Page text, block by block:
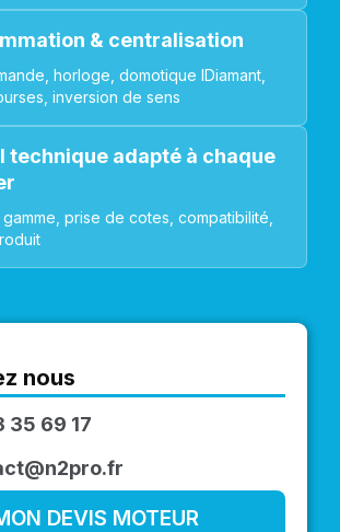
& centralisation
horloge, domotique IDiamant,
inversion de sens
technique adapté à chaque
prise de cotes, compatibilité,
nous
35 69 17
DEVIS MOTEUR